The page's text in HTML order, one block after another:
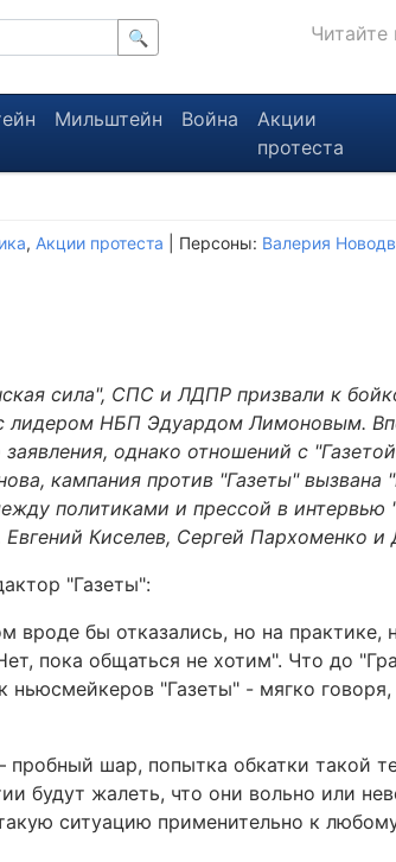
🔍 Читайте
Мильштейн Война
Акции
протеста
, Акции протеста | Персоны: Валерия
сила", СПС и ЛДПР призвали к
лидером НБП Эдуардом Лимоновым.
однако отношений с
кампания против "Газеты" вызвана
политиками и прессой в интервью
Киселев, Сергей Пархоменко
"Газеты":
вроде бы отказались, но на практике,
пока общаться не хотим". Что до
ньюсмейкеров "Газеты" - мягко
шар, попытка обкатки такой
будут жалеть, что они вольно или
ситуацию применительно к